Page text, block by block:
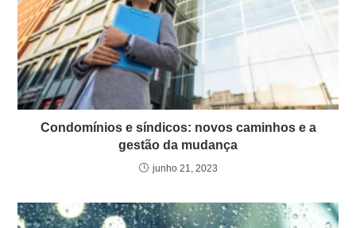
Condomínios e síndicos: novos caminhos e a
gestão da mudança
junho 21, 2023